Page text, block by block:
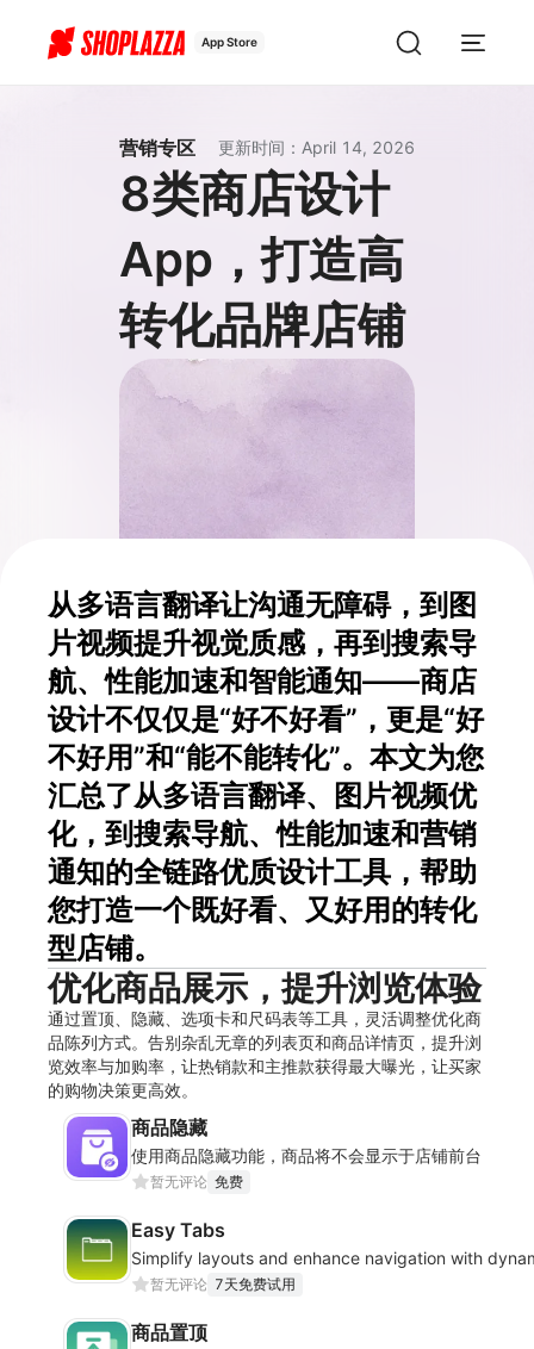
App Store
营销专区 更新时间 ： April 14, 2026
8类商店设计
App，打造高
转化品牌店铺
从多语言翻译让沟通无障碍，到图
片视频提升视觉质感，再到搜索导
航、性能加速和智能通知——商店
设计不仅仅是“好不好看”，更是“好
不好用”和“能不能转化”。本文为您
汇总了从多语言翻译、图片视频优
化，到搜索导航、性能加速和营销
通知的全链路优质设计工具，帮助
您打造一个既好看、又好用的转化
型店铺。
优化商品展示，提升浏览体验
通过置顶、隐藏、选项卡和尺码表等工具，灵活调整优化商
品陈列方式。告别杂乱无章的列表页和商品详情页，提升浏
览效率与加购率，让热销款和主推款获得最大曝光，让买家
的购物决策更高效。
商品隐藏
使用商品隐藏功能，商品将不会显示于店铺前台
暂无评论 免费
Easy Tabs
Simplify layouts and enhance navigation with
暂无评论 7天免费试用
商品置顶